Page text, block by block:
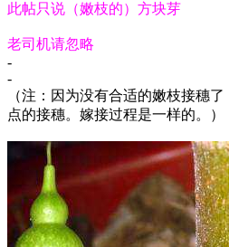
此帖只说（嫩枝的）方块芽
老司机请忽略
-
-
（注：因为没有合适的嫩枝接穗
点的接穗。嫁接过程是一样的。）